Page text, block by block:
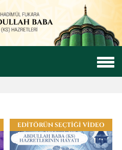
EDİTÖRÜN SEÇTİĞİ VİDEO